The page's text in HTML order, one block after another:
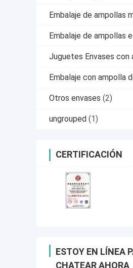
Embalaje de ampollas
Embalaje de ampollas
Juguetes Envases con
Embalaje con ampolla
Otros envases (2)
ungrouped (1)
CERTIFICACIÓN
ESTOY EN LÍNEA
CHATEAR AHORA